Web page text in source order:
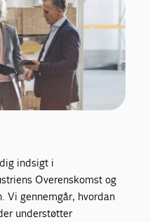
indsigt i
Overenskomst og
Vi gennemgår, hvordan
understøtter